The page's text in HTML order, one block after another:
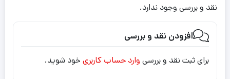
نقد و بررسی وجود ندارد.
افزودن نقد و بررسی
برای ثبت نقد و بررسی وارد حساب کاربری خود شوید.